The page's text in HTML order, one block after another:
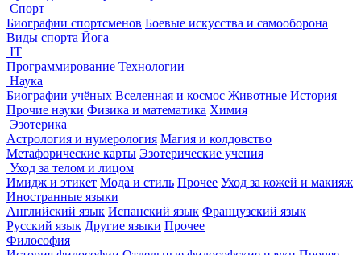
Спорт
Биографии спортсменов Боевые искусства и самооборона
Виды спорта Йога
IT
Программирование Технологии
Наука
Биографии учёных Вселенная и космос Животные История
Прочие науки Физика и математика Химия
Эзотерика
Астрология и нумерология Магия и колдовство
Метафорические карты Эзотерические учения
Уход за телом и лицом
Имидж и этикет Мода и стиль Прочее Уход за кожей и макияж
Иностранные языки
Английский язык Испанский язык Французский язык
Русский язык Другие языки Прочее
Философия